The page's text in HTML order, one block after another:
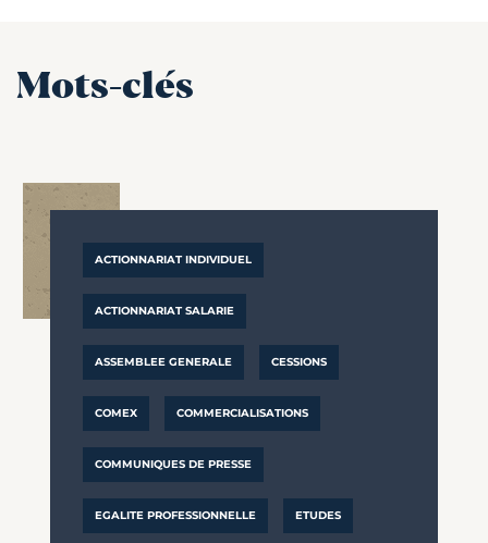
Mots-clés
ACTIONNARIAT INDIVIDUEL
ACTIONNARIAT SALARIE
ASSEMBLEE GENERALE CESSIONS
COMEX COMMERCIALISATIONS
COMMUNIQUES DE PRESSE
EGALITE PROFESSIONNELLE ETUDES